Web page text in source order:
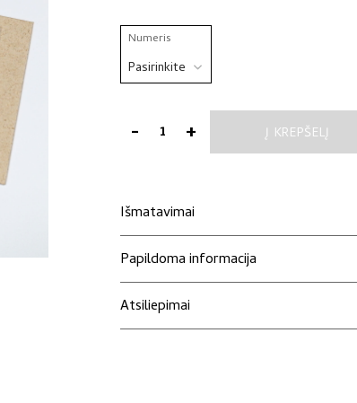
Numeris
-produkto
darbo
"Paukšteliai"
+ Į KREPŠELĮ
Išmatavimai
Papildoma informacija
Atsiliepimai